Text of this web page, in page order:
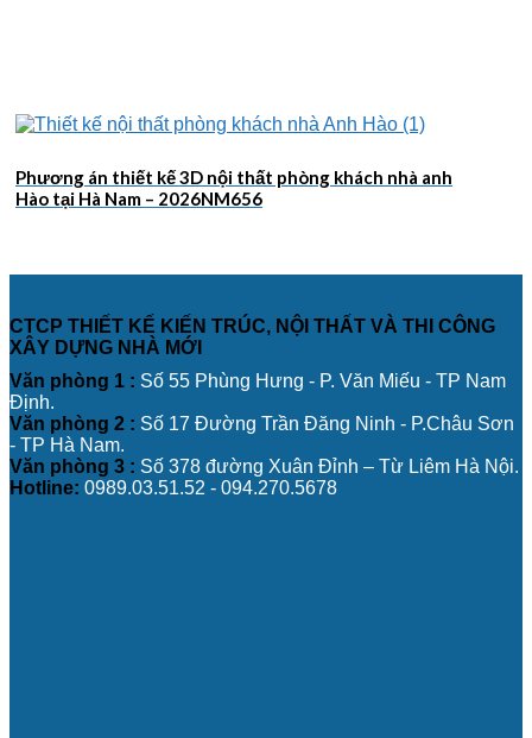
Phương án thiết kế 3D nội thất phòng khách nhà anh
Hào tại Hà Nam – 2026NM656
CTCP THIẾT KẾ KIẾN TRÚC, NỘI THẤT VÀ THI CÔNG
XÂY DỰNG NHÀ MỚI
Văn phòng 1 : Số 55 Phùng Hưng - P. Văn Miếu - TP Nam
Định.
Văn phòng 2 : Số 17 Đường Trần Đăng Ninh - P.Châu Sơn
- TP Hà Nam.
Văn phòng 3 : Số 378 đường Xuân Đỉnh – Từ Liêm Hà Nội.
Hotline: 0989.03.51.52 - 094.270.5678